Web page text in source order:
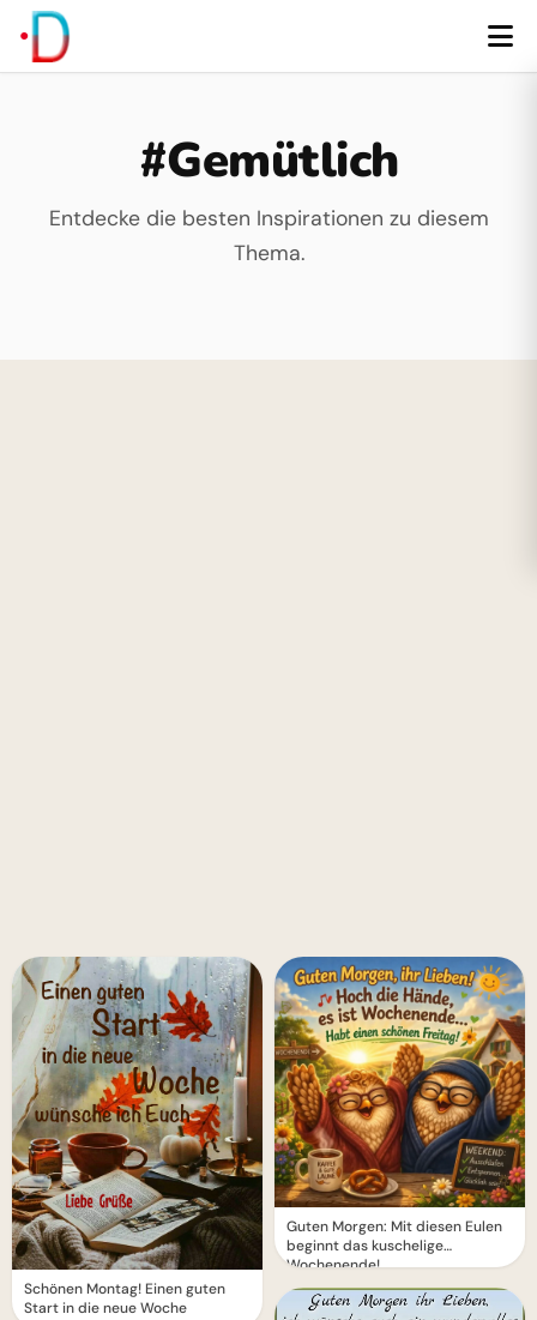
#Gemütlich
Entdecke die besten Inspirationen zu diesem
Thema.
Schönen Montag! Einen guten
Start in die neue Woche
Guten Morgen: Mit diesen Eulen
beginnt das kuschelige
Wochenende!